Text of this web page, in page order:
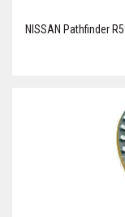
NISSAN Pathfinder